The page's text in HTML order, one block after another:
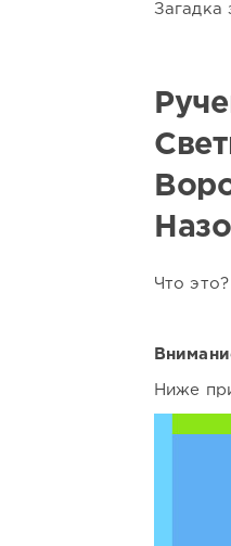
Загадка
Что это?
Ниже